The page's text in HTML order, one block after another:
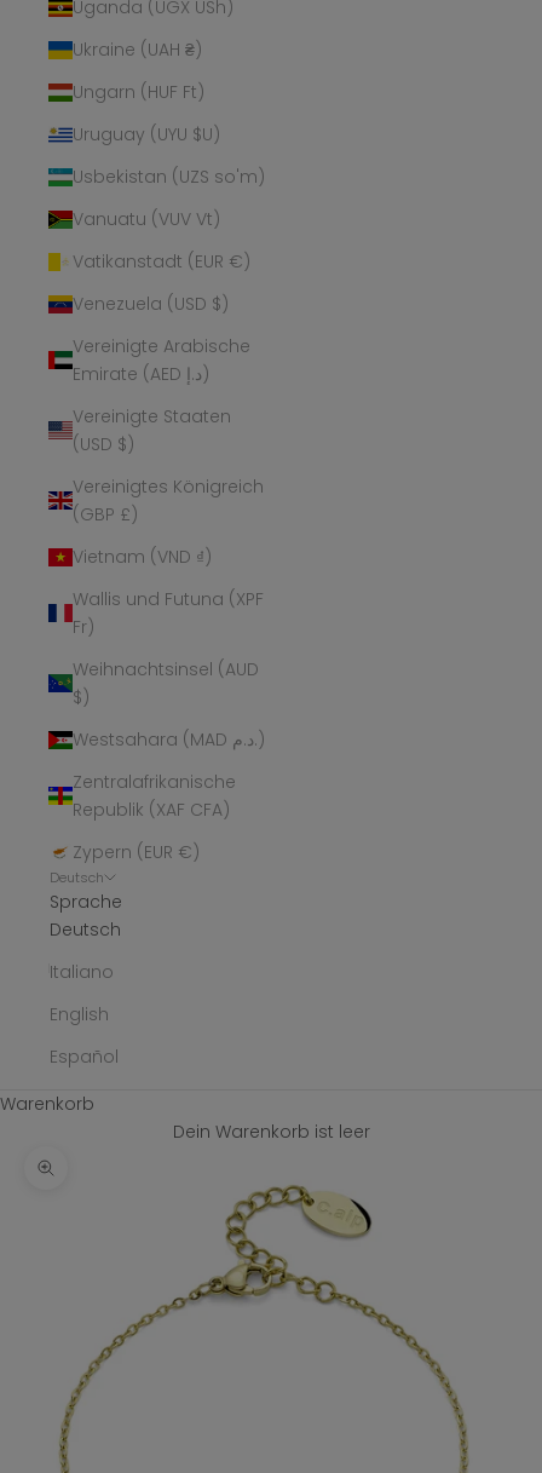
Uganda (UGX USh)
Ukraine (UAH ₴)
Ungarn (HUF Ft)
Uruguay (UYU $U)
Usbekistan (UZS so'm)
Vanuatu (VUV Vt)
Vatikanstadt (EUR €)
Venezuela (USD $)
Vereinigte Arabische
Emirate (AED د.إ)
Vereinigte Staaten
(USD $)
Vereinigtes Königreich
(GBP £)
Vietnam (VND ₫)
Wallis und Futuna (XPF
Fr)
Weihnachtsinsel (AUD
$)
Westsahara (MAD د.م.)
Zentralafrikanische
Republik (XAF CFA)
Zypern (EUR €)
Deutsch
Sprache
Deutsch
Italiano
English
Español
Warenkorb
Dein Warenkorb ist leer
Bild vergrößern